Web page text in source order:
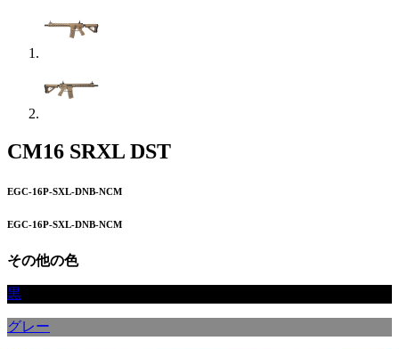
CM16 SRXL DST
EGC-16P-SXL-DNB-NCM
EGC-16P-SXL-DNB-NCM
その他の色
黒
グレー